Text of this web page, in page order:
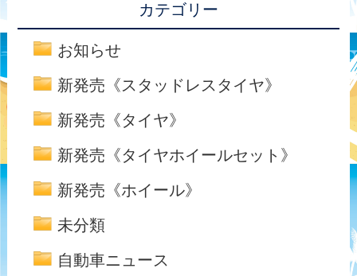
カテゴリー
お知らせ
新発売《スタッドレスタイヤ》
新発売《タイヤ》
新発売《タイヤホイールセット》
新発売《ホイール》
未分類
自動車ニュース